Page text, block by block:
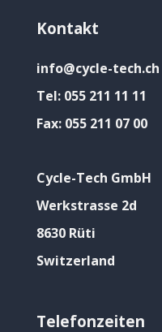
Kontakt
info@cycle-tech.ch
Tel: 055 211 11 11
Fax: 055 211 07 00
Cycle-Tech GmbH
Werkstrasse 2d
8630 Rüti
Switzerland
Telefonzeiten